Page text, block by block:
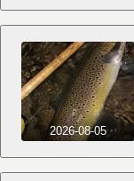
2026-08-05